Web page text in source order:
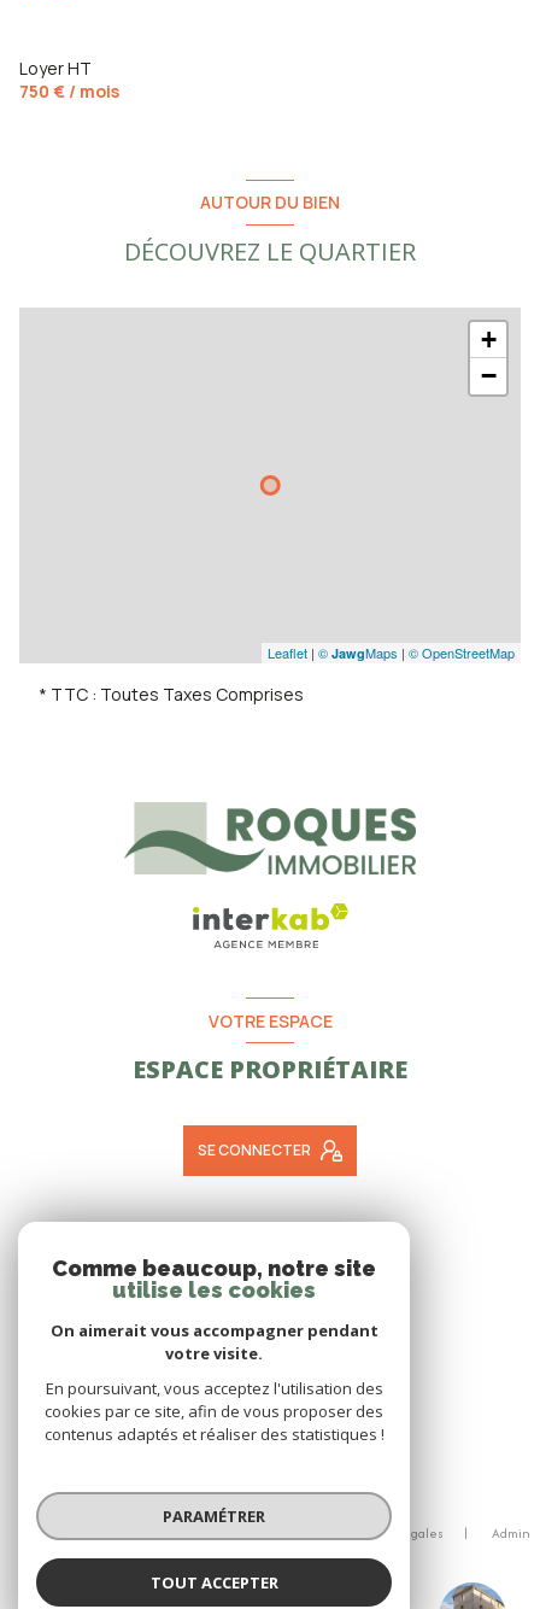
Loyer HT
750 € / mois
AUTOUR DU BIEN
DÉCOUVREZ LE QUARTIER
+
−
Leaflet | © JawgMaps | © OpenStreetMap
* TTC : Toutes Taxes Comprises
VOTRE ESPACE
ESPACE PROPRIÉTAIRE
SE CONNECTER
NOUS ADHÉRONS
© 2026 | Tous droits réservés
Mentions légales
Admin
Comme beaucoup, notre site
utilise les cookies
On aimerait vous accompagner pendant
votre visite.
En poursuivant, vous acceptez l'utilisation des
cookies par ce site, afin de vous proposer des
contenus adaptés et réaliser des statistiques !
PARAMÉTRER
TOUT ACCEPTER